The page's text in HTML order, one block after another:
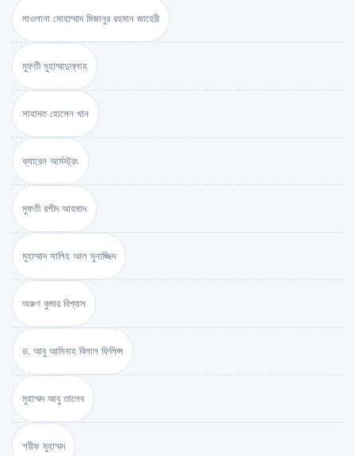
মাওলানা মোহাম্মাদ মিজানুর রহমান জাহেরী
মুফতী মুহাম্মাদুল্লাহ
সাহাদত হোসেন খান
ক্যারেন আর্মস্ট্রং
মুফতী রশীদ আহমাদ
মুহাম্মাদ সালিহ আল মুনাজ্জিদ
অরুণ কুমার বিশ্বাস
ড. আবু আমিনাহ বিলাল ফিলিপ্স
মুহাম্মদ আবু তালেব
শরীফ মুহাম্মদ